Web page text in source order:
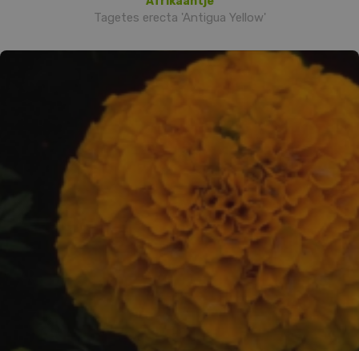
Tagetes erecta 'Antigua Yellow'